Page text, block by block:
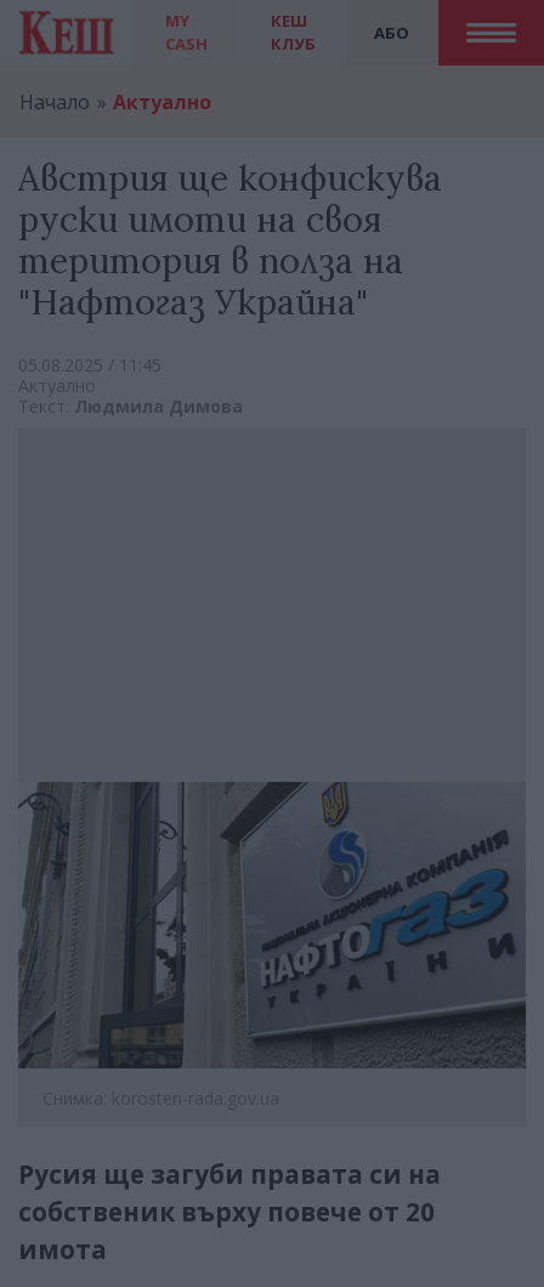
MY
CASH
АБО
КЕШ
КЛУБ
Начало Актуално
Австрия ще конфискува
руски имоти на своя
територия в полза на
"Нафтогаз Украйна"
05.08.2025 / 11:45
Актуално
Текст: Людмила Димова
Снимка: korosten-rada.gov.ua
Русия ще загуби правата си на
собственик върху повече от 20
имота